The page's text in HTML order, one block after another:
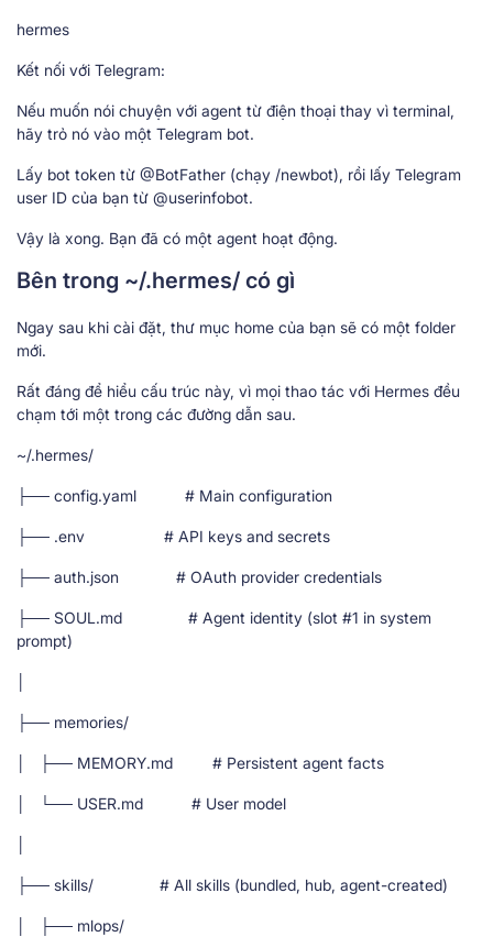
hermes
Kết nối với Telegram:
Nếu muốn nói chuyện với agent từ điện thoại thay vì terminal,
hãy trỏ nó vào một Telegram bot.
Lấy bot token từ @BotFather (chạy /newbot), rồi lấy Telegram
user ID của bạn từ @userinfobot.
Vậy là xong. Bạn đã có một agent hoạt động.
Bên trong ~/.hermes/ có gì
Ngay sau khi cài đặt, thư mục home của bạn sẽ có một folder
mới.
Rất đáng để hiểu cấu trúc này, vì mọi thao tác với Hermes đều
chạm tới một trong các đường dẫn sau.
~/.hermes/
├── config.yaml # Main configuration
├── .env # API keys and secrets
├── auth.json # OAuth provider credentials
├── SOUL.md # Agent identity (slot #1 in system
prompt)
├── memories/
│ ├── MEMORY.md # Persistent agent facts
│ └── USER.md # User model
├── skills/ # All skills (bundled, hub, agent-created)
│ ├── mlops/